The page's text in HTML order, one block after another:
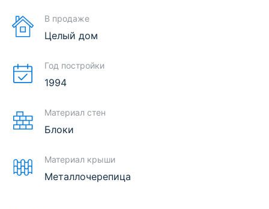
В продаже
Целый дом
Год постройки
1994
Материал стен
Блоки
Материал крыши
Металлочерепица